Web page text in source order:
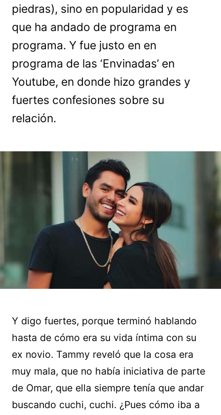
piedras), sino en popularidad y es
que ha andado de programa en
programa. Y fue justo en en
programa de las ‘Envinadas’ en
Youtube, en donde hizo grandes y
fuertes confesiones sobre su
relación.
Y digo fuertes, porque terminó hablando
hasta de cómo era su vida íntima con su
ex novio. Tammy reveló que la cosa era
muy mala, que no había iniciativa de parte
de Omar, que ella siempre tenía que andar
buscando cuchi, cuchi. ¿Pues cómo iba a